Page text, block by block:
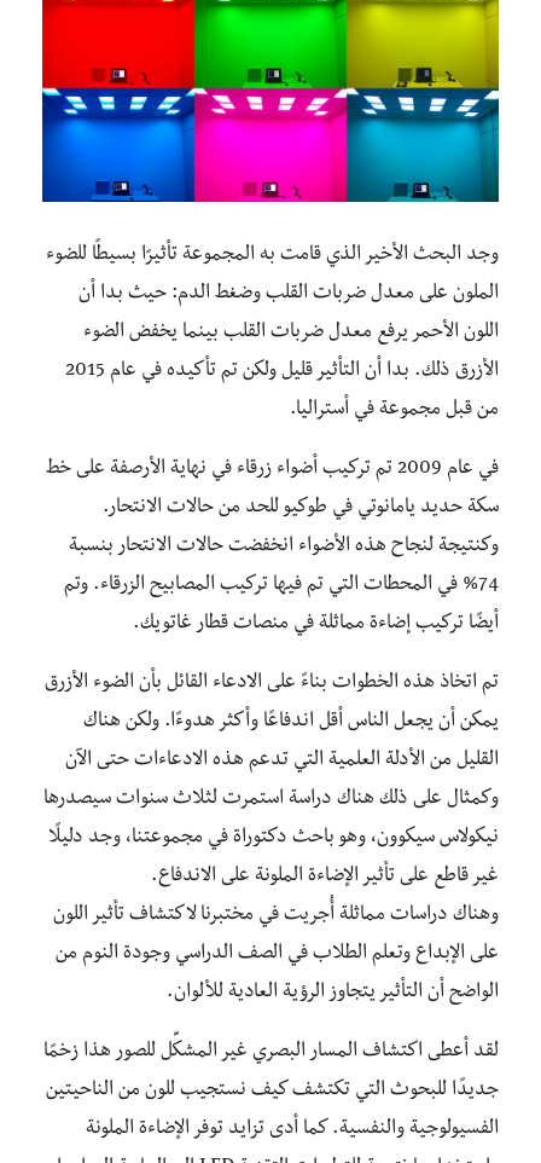
وجد البحث الأخير الذي قامت به المجموعة تأثيرًا بسيطًا للضوء
الملون على معدل ضربات القلب وضغط الدم: حيث بدا أن
اللون الأحمر يرفع معدل ضربات القلب بينما يخفض الضوء
الأزرق ذلك. بدا أن التأثير قليل ولكن تم تأكيده في عام 2015
من قبل مجموعة في أستراليا.
في عام 2009 تم تركيب أضواء زرقاء في نهاية الأرصفة على خط
سكة حديد يامانوتي في طوكيو للحد من حالات الانتحار.
وكنتيجة لنجاح هذه الأضواء انخفضت حالات الانتحار بنسبة
74% في المحطات التي تم فيها تركيب المصابيح الزرقاء. وتم
أيضًا تركيب إضاءة مماثلة في منصات قطار غاتويك.
تم اتخاذ هذه الخطوات بناءً على الادعاء القائل بأن الضوء الأزرق
يمكن أن يجعل الناس أقل اندفاعًا وأكثر هدوءًا. ولكن هناك
القليل من الأدلة العلمية التي تدعم هذه الادعاءات حتى الآن
وكمثال على ذلك هناك دراسة استمرت لثلاث سنوات سيصدرها
نيكولاس سيكوون، وهو باحث دكتوراة في مجموعتنا، وجد دليلًا
غير قاطع على تأثير الإضاءة الملونة على الاندفاع.
وهناك دراسات مماثلة أُجريت في مختبرنا لاكتشاف تأثير اللون
على الإبداع وتعلم الطلاب في الصف الدراسي وجودة النوم من
الواضح أن التأثير يتجاوز الرؤية العادية للألوان.
لقد أعطى اكتشاف المسار البصري غير المشكِّل للصور هذا زخمًا
جديدًا للبحوث التي تكتشف كيف نستجيب للون من الناحيتين
الفسيولوجية والنفسية. كما أدى تزايد توفر الإضاءة الملونة